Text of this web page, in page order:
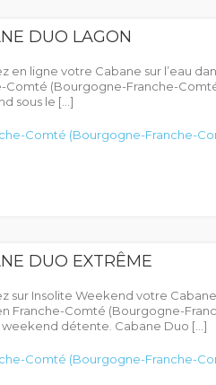
DUO LAGON
en ligne votre Cabane sur l’eau
Comté (Bourgogne-Franche-
sous le […]
Comté (Bourgogne-Franche-
DUO EXTRÊME
sur Insolite Weekend votre
Franche-Comté (Bourgogne-
weekend détente. Cabane Duo […]
Comté (Bourgogne-Franche-